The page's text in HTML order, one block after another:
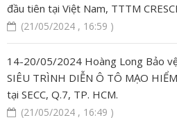
đầu tiên tại Việt Nam, TTTM
(21/05/2024 , 16:59 )
14-20/05/2024 Hoàng Long Bảo vệ
SIÊU TRÌNH DIỄN Ô TÔ MẠO
tại SECC, Q.7, TP. HCM.
(21/05/2024 , 16:49 )